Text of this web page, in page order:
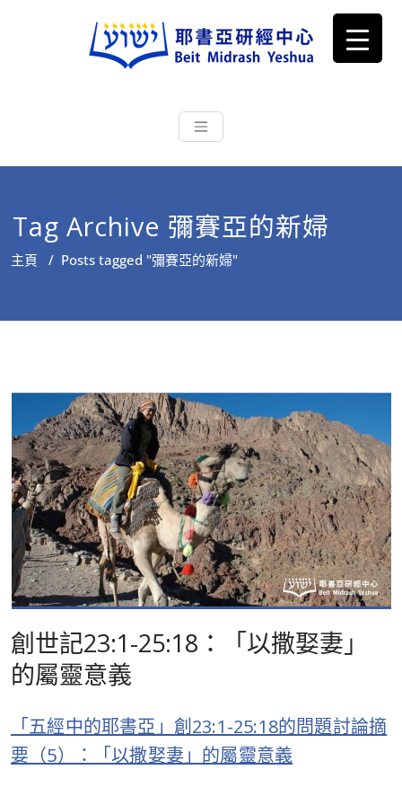
耶書亞研經中心
根源明白聖經，成為更好的門徒
Tag Archive 彌賽亞的新婦
主頁 / Posts tagged "彌賽亞的新婦"
創世記23:1-25:18：「以撒娶妻」
的屬靈意義
「五經中的耶書亞」創23:1-25:18的問題討論摘
要（5）：「以撒娶妻」的屬靈意義